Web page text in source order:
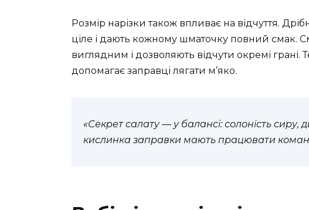
Розмір нарізки також впливає на відчуття.
ціле і дають кожному шматочку повний смак.
виглядним і дозволяють відчути окремі грані.
допомагає заправці лягати м’яко.
«Секрет салату — у балансі: солоність сиру,
кислинка заправки мають працювати